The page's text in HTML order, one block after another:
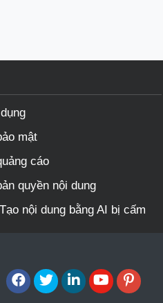
mật
cáo
quyền nội dung
nội dung bằng AI bị cấm